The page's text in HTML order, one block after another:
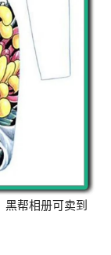
帮相册可卖到